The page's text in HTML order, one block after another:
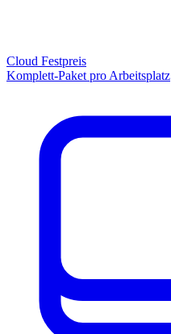
Cloud Festpreis
Komplett-Paket pro Arbeitsplatz